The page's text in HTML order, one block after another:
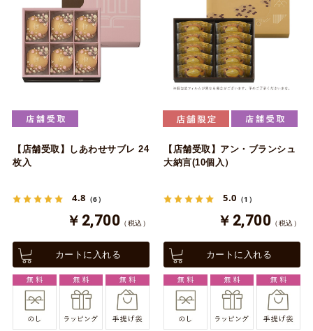
【店舗受取】しあわせサブレ 24
枚入
4.8 （6）
￥2,700 （税込）
カートに入れる
【店舗受取】アン・ブランシュ
大納言(10個入）
5.0 （1）
￥2,700 （税込）
カートに入れる